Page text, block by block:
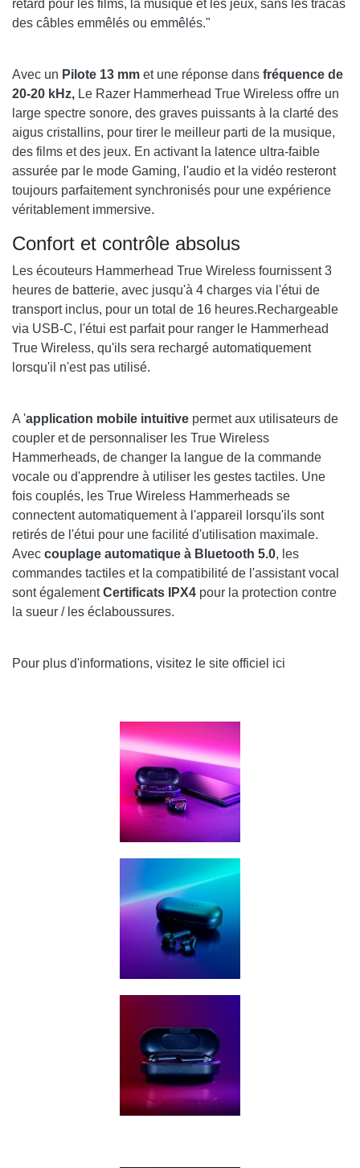
retard pour les films, la musique et les jeux, sans les tracas
des câbles emmêlés ou emmêlés."
Avec un Pilote 13 mm et une réponse dans fréquence de
20-20 kHz, Le Razer Hammerhead True Wireless offre un
large spectre sonore, des graves puissants à la clarté des
aigus cristallins, pour tirer le meilleur parti de la musique,
des films et des jeux. En activant la latence ultra-faible
assurée par le mode Gaming, l'audio et la vidéo resteront
toujours parfaitement synchronisés pour une expérience
véritablement immersive.
Confort et contrôle absolus
Les écouteurs Hammerhead True Wireless fournissent 3
heures de batterie, avec jusqu'à 4 charges via l'étui de
transport inclus, pour un total de 16 heures.Rechargeable
via USB-C, l'étui est parfait pour ranger le Hammerhead
True Wireless, qu'ils sera rechargé automatiquement
lorsqu'il n'est pas utilisé.
A 'application mobile intuitive permet aux utilisateurs de
coupler et de personnaliser les True Wireless
Hammerheads, de changer la langue de la commande
vocale ou d'apprendre à utiliser les gestes tactiles. Une
fois couplés, les True Wireless Hammerheads se
connectent automatiquement à l'appareil lorsqu'ils sont
retirés de l'étui pour une facilité d'utilisation maximale.
Avec couplage automatique à Bluetooth 5.0, les
commandes tactiles et la compatibilité de l'assistant vocal
sont égalementCertificats IPX4 pour la protection contre
la sueur / les éclaboussures.
Pour plus d'informations, visitez le site officiel ici